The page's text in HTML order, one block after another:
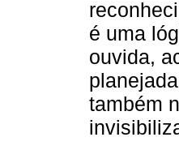
é uma
ouvida,
também